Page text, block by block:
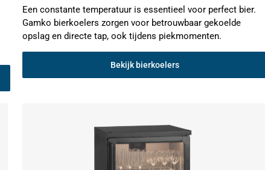
Een constante temperatuur is essentieel voor perfect bier.
Gamko bierkoelers zorgen voor betrouwbaar gekoelde
opslag en directe tap, ook tijdens piekmomenten.
Bekijk bierkoelers